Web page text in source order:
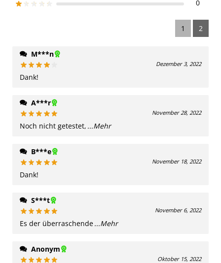
0
1 2
M***n
Dezember 3, 2022
Dank!
A***r
November 28, 2022
Noch nicht getestet, ...Mehr
B***e
November 18, 2022
Dank!
S***t
November 6, 2022
Es der überraschende...Mehr
Anonym
Oktober 15, 2022